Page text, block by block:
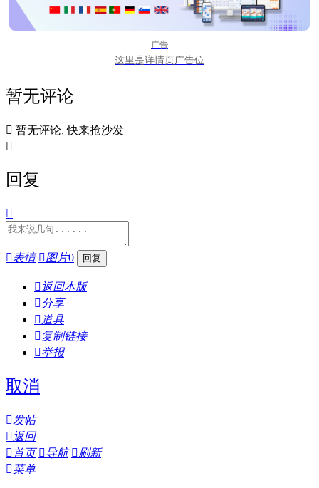
广告
这里是详情页广告位
暂无评论
 暂无评论, 快来抢沙发

回复

表情 图片0
 返回本版
分享
 道具
 复制链接
举报
取消
发帖
 返回
 首页 导航 刷新
菜单